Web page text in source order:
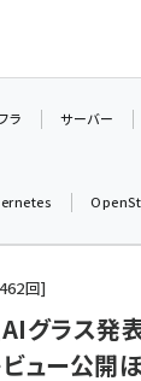
ーム貢献～仲
(2248)
ラ サーバー
462回
グラス発
ュー公開